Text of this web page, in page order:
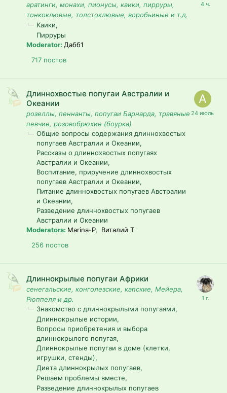
аратинги, монахи, пионусы, каики, пирруры,
тонкоклювые, толстоклювые, воробьиные и т.д.
Каики
Пирруры
Moderator: Дабб1
717 постов
Длиннохвостые попугаи Австралии и
Океании
розеллы, пеннанты, попугаи Барнарда, травяные
певчие, розовобрюхие (боурка)
Общие вопросы содержания длиннохвостых
попугаев Австралии и Океании
Рассказы о длиннохвостых попугаях
Австралии и Океании
Воспитание, приручение длиннохвостых
попугаев Австралии и Океании
Питание длиннохвостых попугаев Австралии
и Океании
Разведение длиннохвостых попугаев
Австралии и Океании
Moderators: Marina-P, Виталий T
256 постов
Длиннокрылые попугаи Африки
сенегальские, конголезские, капские, Мейера,
Рюппеля и др.
Знакомство с длиннокрылыми попугаями
Длиннокрылые истории
Вопросы приобретения и выбора
длиннокрылого попугая
Длиннокрылые попугаи в доме (клетки,
игрушки, стенды)
Диета длиннокрылых попугаев
Решаем проблемы вместе
Разведение длиннокрылых попугаев